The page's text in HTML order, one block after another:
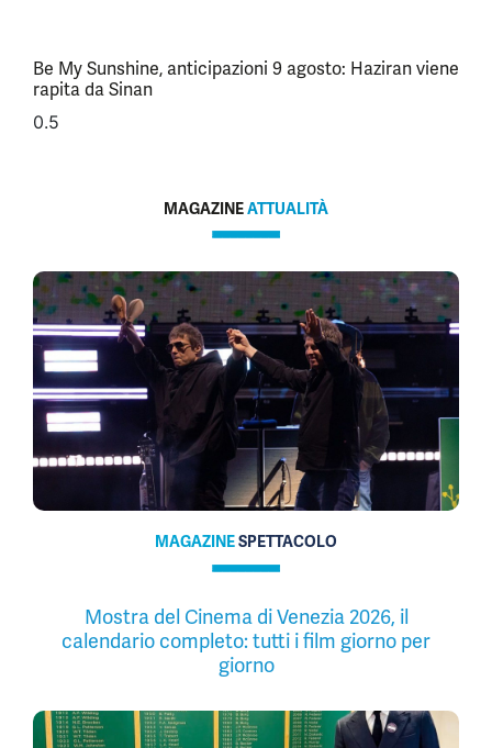
Be My Sunshine, anticipazioni 9 agosto: Haziran viene
rapita da Sinan
MAGAZINEATTUALITÀ
MAGAZINESPETTACOLO
Mostra del Cinema di Venezia 2026, il
calendario completo: tutti i film giorno per
giorno